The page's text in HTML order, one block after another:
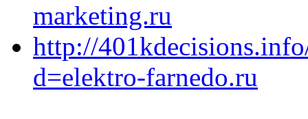
marketing.ru
http://
d=elektro-farnedo.ru